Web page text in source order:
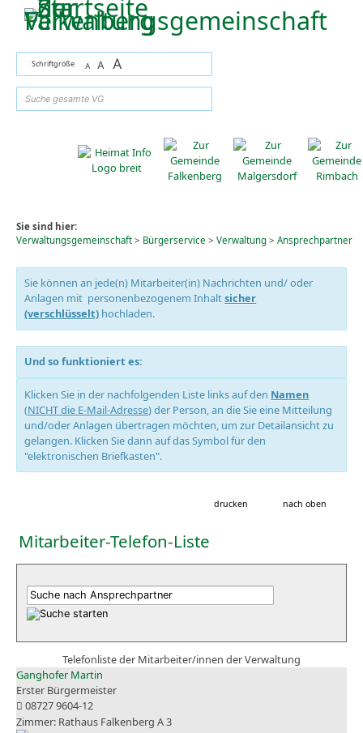
Zum Inhalt,zur Navigationoder
Schriftgröße A A A
Sie sind hier:
Verwaltungsgemeinschaft> Bürgerservice > Verwaltung> Ansprechpartner
Sie können an jede(n) Mitarbeiter(in) Nachrichten und/ oder
Anlagen mit personenbezogenem Inhaltsicher
(verschlüsselt) hochladen.
Und so funktioniert es:
Klicken Sie in der nachfolgenden Liste links auf den Namen
(NICHT die E-Mail-Adresse) der Person, an die Sie eine Mitteilung
und/oder Anlagen übertragen möchten, um zur Detailansicht zu
gelangen. Klicken Sie dann auf das Symbol für den
"elektronischen Briefkasten".
drucken nach oben
Mitarbeiter-Telefon-Liste
Telefonliste der Mitarbeiter/innen der Verwaltung
Ganghofer Martin
Erster Bürgermeister
08727 9604-12
Rathaus Falkenberg A 3